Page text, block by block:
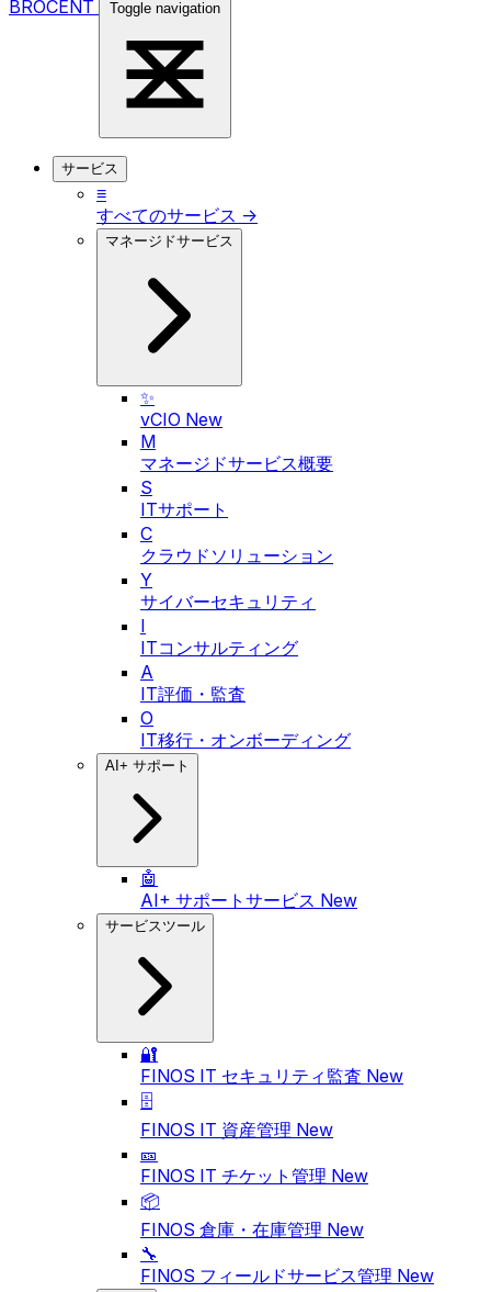
BROCENT Toggle navigation
サービス
≡
すべてのサービス →
マネージドサービス
✨
vCIO New
M
マネージドサービス概要
S
ITサポート
C
クラウドソリューション
Y
サイバーセキュリティ
I
ITコンサルティング
A
IT評価・監査
O
IT移行・オンボーディング
AI+ サポート
🤖
AI+ サポートサービス New
サービスツール
🔐
FINOS IT セキュリティ監査 New
🗄️
FINOS IT 資産管理 New
🎫
FINOS IT チケット管理 New
📦
FINOS 倉庫・在庫管理 New
🔧
FINOS フィールドサービス管理 New